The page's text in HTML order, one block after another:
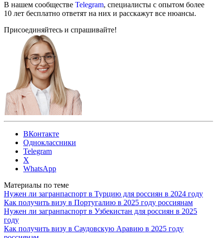
В нашем сообществе Telegram, специалисты с опытом более
10 лет бесплатно ответят на них и расскажут все нюансы.
Присоединяйтесь и спрашивайте!
ВКонтакте
Одноклассники
Telegram
X
WhatsApp
Материалы по теме
Нужен ли загранпаспорт в Турцию для россиян в 2024 году
Как получить визу в Португалию в 2025 году россиянам
Нужен ли загранпаспорт в Узбекистан для россиян в 2025
году
Как получить визу в Саудовскую Аравию в 2025 году